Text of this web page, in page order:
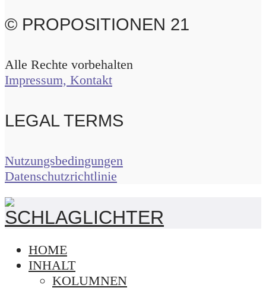
© PROPOSITIONEN 21
Alle Rechte vorbehalten
Impressum, Kontakt
LEGAL TERMS
Nutzungsbedingungen
Datenschutzrichtlinie
HOME
INHALT
KOLUMNEN